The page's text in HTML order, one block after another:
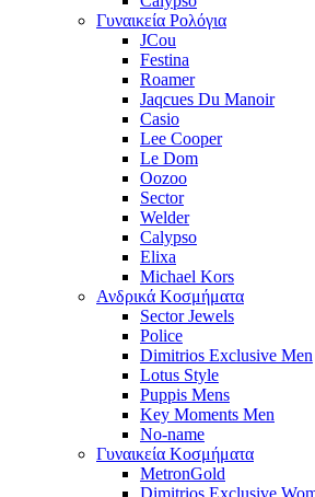
Γυναικεία Ρολόγια
JCou
Festina
Roamer
Jaqcues Du Manoir
Casio
Lee Cooper
Le Dom
Oozoo
Sector
Welder
Calypso
Elixa
Michael Kors
Ανδρικά Κοσμήματα
Sector Jewels
Police
Dimitrios Exclusive Men
Lotus Style
Puppis Mens
Key Moments Men
No-name
Γυναικεία Κοσμήματα
MetronGold
Dimitrios Exclusive